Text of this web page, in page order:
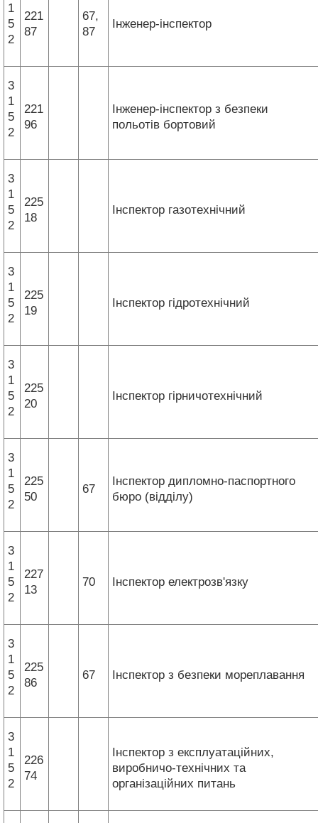
1
5
2
221
87
67,
87
Інженер-інспектор
3
1
5
2
221
96
Інженер-інспектор з безпеки
польотів бортовий
3
1
5
2
225
18
Інспектор газотехнічний
3
1
5
2
225
19
Інспектор гідротехнічний
3
1
5
2
225
20
Інспектор гірничотехнічний
3
1
5
2
225
50
67
Інспектор дипломно-паспортного
бюро (відділу)
3
1
5
2
227
13
70 Інспектор електрозв'язку
3
1
5
2
225
86
67 Інспектор з безпеки мореплавання
3
1
5
2
226
74
Інспектор з експлуатаційних,
виробничо-технічних та
організаційних питань